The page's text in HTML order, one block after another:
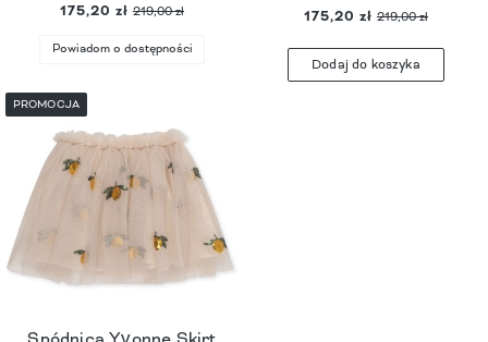
175,20 zł 219,00 zł
Powiadom o dostępności
175,20 zł 219,00 zł
Dodaj do koszyka
PROMOCJA